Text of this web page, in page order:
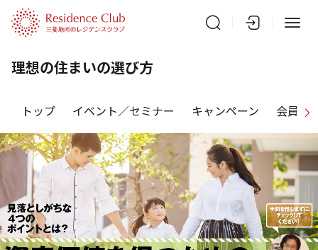
理想の住まいの選び方
トップ イベント／セミナー キャンペーン 会員特